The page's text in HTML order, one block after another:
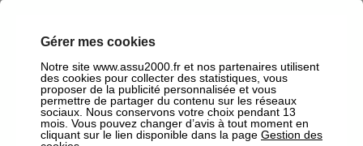
Nos offres pour les particuliers
Gérer mes cookies
Notre site www.assu2000.fr et nos partenaires utilisent
des cookies pour collecter des statistiques, vous
proposer de la publicité personnalisée et vous
permettre de partager du contenu sur les réseaux
sociaux. Nous conservons votre choix pendant 13
mois. Vous pouvez changer d’avis à tout moment en
cliquant sur le lien disponible dans la page Gestion des